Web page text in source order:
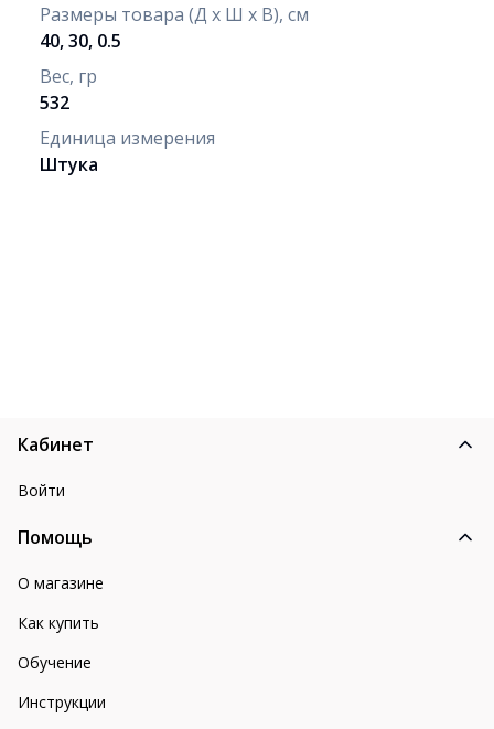
Размеры товара (Д х Ш х В), см
40, 30, 0.5
Вес, гр
532
Единица измерения
Штука
Кабинет
Войти
Помощь
О магазине
Как купить
Обучение
Инструкции